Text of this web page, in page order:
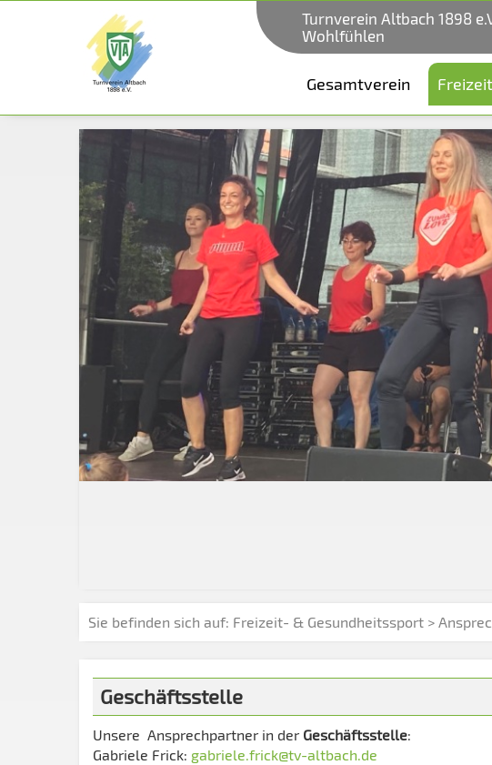
Turnverein Altbach 1898
Wohlfühlen
Gesamtverein
Sie befinden sich auf: Freizeit- & Gesundheitssport >
Geschäftsstelle
Unsere Ansprechpartner in der Geschäftsstelle:
Gabriele Frick: gabriele.frick@tv-altbach.de